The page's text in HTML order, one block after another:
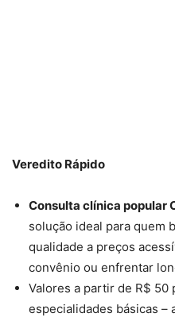
Veredito Rápido
Consulta clínica popular
solução ideal para quem
qualidade a preços
convênio ou enfrentar
Valores a partir de R$ 50
especialidades básicas –